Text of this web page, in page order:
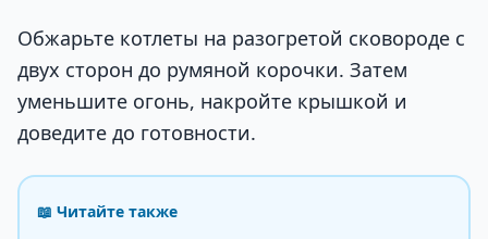
Обжарьте котлеты на разогретой сковороде с
двух сторон до румяной корочки. Затем
уменьшите огонь, накройте крышкой и
доведите до готовности.
📖 Читайте также